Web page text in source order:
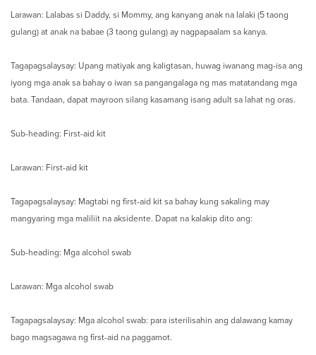
Larawan: Lalabas si Daddy, si Mommy, ang kanyang anak na lalaki (5 taong
gulang) at anak na babae (3 taong gulang) ay nagpapaalam sa kanya.
Tagapagsalaysay: Upang matiyak ang kaligtasan, huwag iwanang mag-isa ang
iyong mga anak sa bahay o iwan sa pangangalaga ng mas matatandang mga
bata. Tandaan, dapat mayroon silang kasamang isang adult sa lahat ng oras.
Sub-heading: First-aid kit
Larawan: First-aid kit
Tagapagsalaysay: Magtabi ng first-aid kit sa bahay kung sakaling may
mangyaring mga maliliit na aksidente. Dapat na kalakip dito ang:
Sub-heading: Mga alcohol swab
Larawan: Mga alcohol swab
Tagapagsalaysay: Mga alcohol swab: para isterilisahin ang dalawang kamay
bago magsagawa ng first-aid na paggamot.